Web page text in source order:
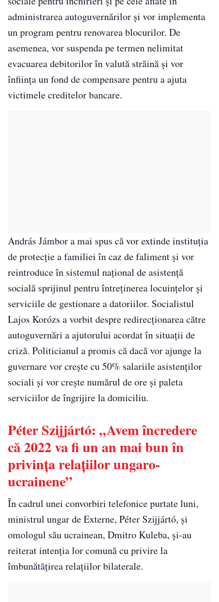
administrarea autoguvernărilor şi vor implementa
un program pentru renovarea blocurilor. De
asemenea, vor suspenda pe termen nelimitat
evacuarea debitorilor în valută străină şi vor
înființa un fond de compensare pentru a ajuta
victimele creditelor bancare.
András Jámbor a mai spus că vor extinde instituția
de protecție a familiei în caz de faliment și vor
reintroduce în sistemul naţional de asistenţă
socială sprijinul pentru întreținerea locuințelor și
serviciile de gestionare a datoriilor. Socialistul
Lajos Korózs a vorbit despre redirecţionarea către
autoguvernări a ajutorului acordat în situaţii de
criză. Politicianul a promis că dacă vor ajunge la
guvernare vor creşte cu 50% salariile asistenților
sociali și vor crește numărul de ore și paleta
serviciilor de îngrijire la domiciliu.
Péter Szijjártó: „Avem încredere
că 2022 va fi un an mai bun în
privinţa relaţiilor ungaro-
ucrainene”
În cadrul unei convorbiri telefonice purtate luni,
ministrul ungar de Externe, Péter Szijjártó, şi
omologul său ucrainean, Dmitro Kuleba, şi-au
reiterat intenţia lor comună cu privire la
îmbunătăţirea relaţiilor bilaterale.